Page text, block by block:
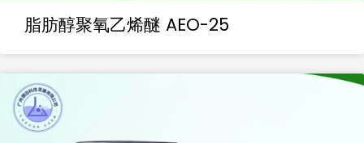
脂肪醇聚氧乙烯醚 AEO-25